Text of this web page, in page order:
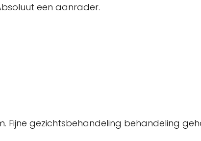
een aanrader.
Fijne gezichtsbehandeling behandeling